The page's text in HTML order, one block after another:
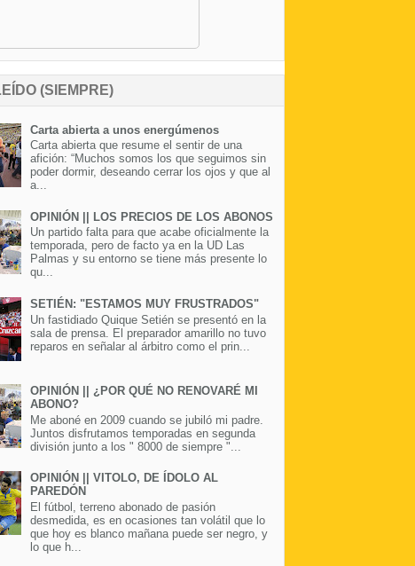
(SIEMPRE)
Carta abierta a unos energúmenos
Carta abierta que resume el sentir de una
afición: “Muchos somos los que seguimos sin
poder dormir, deseando cerrar los ojos y que al
a...
OPINIÓN || LOS PRECIOS DE LOS ABONOS
Un partido falta para que acabe oficialmente la
temporada, pero de facto ya en la UD Las
Palmas y su entorno se tiene más presente lo
qu...
SETIÉN: "ESTAMOS MUY FRUSTRADOS"
Un fastidiado Quique Setién se presentó en la
sala de prensa. El preparador amarillo no tuvo
reparos en señalar al árbitro como el prin...
OPINIÓN || ¿POR QUÉ NO RENOVARÉ MI
ABONO?
Me aboné en 2009 cuando se jubiló mi padre.
Juntos disfrutamos temporadas en segunda
división junto a los " 8000 de siempre "...
OPINIÓN || VITOLO, DE ÍDOLO AL
PAREDÓN
El fútbol, terreno abonado de pasión
desmedida, es en ocasiones tan volátil que lo
que hoy es blanco mañana puede ser negro, y
lo que h...